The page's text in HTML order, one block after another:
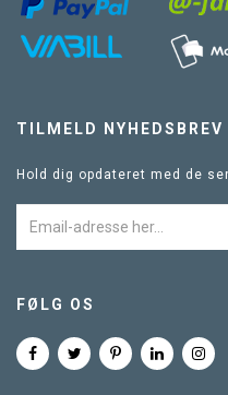
TILMELD NYHEDSBREV
Hold dig opdateret med de
FØLG OS